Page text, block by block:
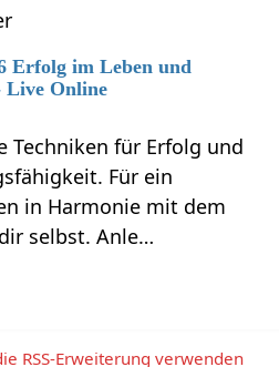
Erfolg im Leben und
Live Online
Techniken für Erfolg und
Für ein
in Harmonie mit dem
selbst. Anle…
RSS-Erweiterung verwenden